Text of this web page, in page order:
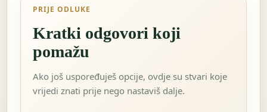
PRIJE ODLUKE
Kratki odgovori koji
pomažu
Ako još uspoređuješ opcije, ovdje su stvari koje
vrijedi znati prije nego nastaviš dalje.